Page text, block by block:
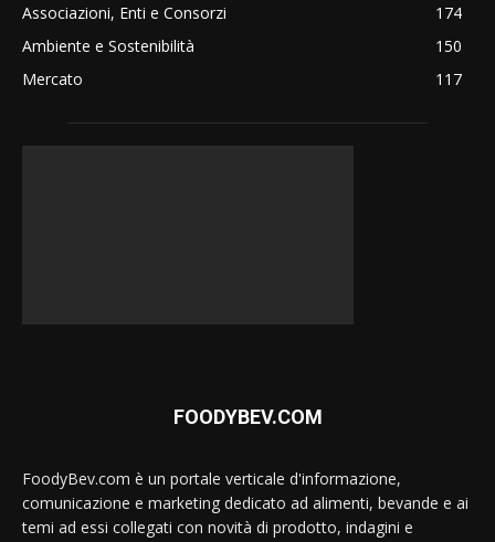
Associazioni, Enti e Consorzi
174
Ambiente e Sostenibilità
150
Mercato
117
FOODYBEV.COM
FoodyBev.com è un portale verticale d'informazione,
comunicazione e marketing dedicato ad alimenti, bevande e ai
temi ad essi collegati con novità di prodotto, indagini e